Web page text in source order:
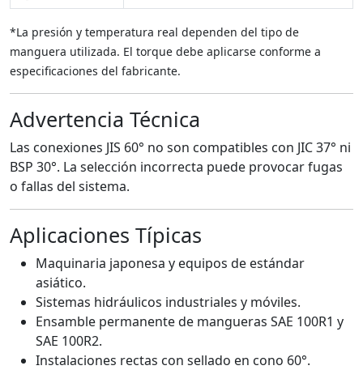
*La presión y temperatura real dependen del tipo de
manguera utilizada. El torque debe aplicarse conforme a
especificaciones del fabricante.
Advertencia Técnica
Las conexiones JIS 60° no son compatibles con JIC 37° ni
BSP 30°. La selección incorrecta puede provocar fugas
o fallas del sistema.
Aplicaciones Típicas
Maquinaria japonesa y equipos de estándar
asiático.
Sistemas hidráulicos industriales y móviles.
Ensamble permanente de mangueras SAE 100R1 y
SAE 100R2.
Instalaciones rectas con sellado en cono 60°.